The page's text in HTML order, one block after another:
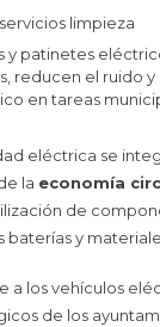
y patinetes
reducen el ruido
en tareas
eléctrica se
la economía
de
baterías y
a los vehículos
de los